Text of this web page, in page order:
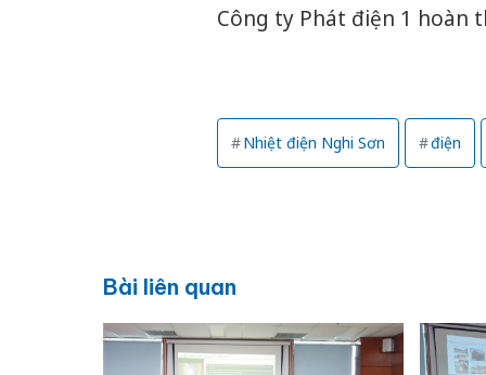
Công ty Phát điện 1 hoàn
Nhiệt điện Nghi Sơn điện
Bài liên quan